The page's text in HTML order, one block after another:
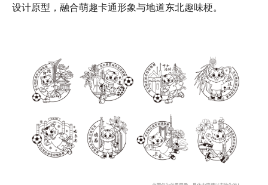
设计原型，融合萌趣卡通形象与地道东北趣味梗。